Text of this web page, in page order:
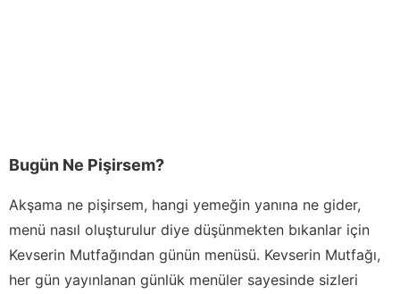
Bugün Ne Pişirsem?
Akşama ne pişirsem, hangi yemeğin yanına ne gider,
menü nasıl oluşturulur diye düşünmekten bıkanlar için
Kevserin Mutfağından günün menüsü. Kevserin Mutfağı,
her gün yayınlanan günlük menüler sayesinde sizleri